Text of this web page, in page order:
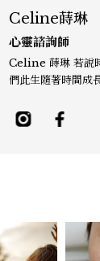
Celine蒔琳
心靈諮詢師
Celine 蒔琳 若說
們此生隨著時間成
盤、生命靈數這類
自我與潛能才華，